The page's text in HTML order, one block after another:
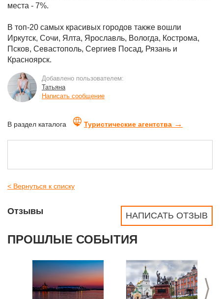
места - 7%.
В топ-20 самых красивых городов также вошли
Иркутск, Сочи, Ялта, Ярославль, Вологда, Кострома,
Псков, Севастополь, Сергиев Посад, Рязань и
Красноярск.
Добавлено пользователем:
Татьяна
Написать сообщение
В раздел каталога Туристические агентства →
< Вернуться к списку
НАПИСАТЬ ОТЗЫВ
Отзывы
ПРОШЛЫЕ СОБЫТИЯ
>